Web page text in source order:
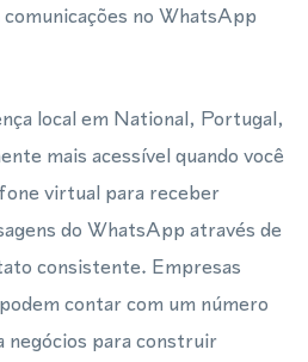
no WhatsApp
local em National, Portugal,
mais acessível quando você
virtual para receber
do WhatsApp através de
consistente. Empresas
contar com um número
para construir